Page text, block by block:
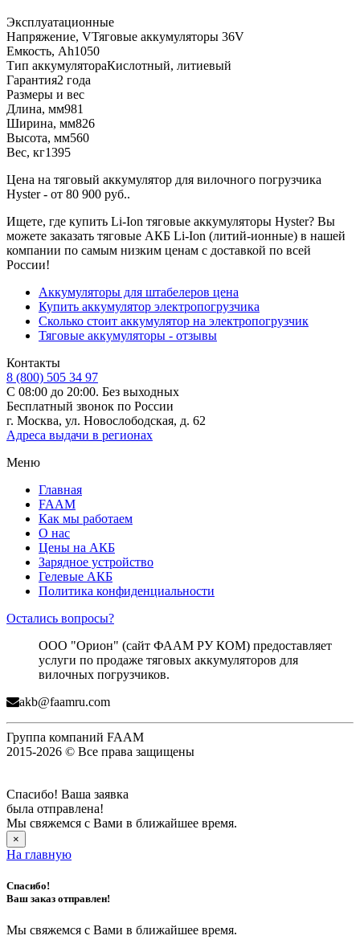
Эксплуатационные
Напряжение, VТяговые аккумуляторы 36V
Емкость, Ah1050
Тип аккумулятораКислотный, литиевый
Гарантия2 года
Размеры и вес
Длина, мм981
Ширина, мм826
Высота, мм560
Вес, кг1395
Цена на тяговый аккумулятор для вилочного погрузчика
Hyster - от 80 900 руб..
Ищете, где купить Li-Ion тяговые аккумуляторы Hyster? Вы
можете заказать тяговые АКБ Li-Ion (литий-ионные) в нашей
компании по самым низким ценам с доставкой по всей
России!
Аккумуляторы для штабелеров цена
Купить аккумулятор электропогрузчика
Сколько стоит аккумулятор на электропогрузчик
Тяговые аккумуляторы - отзывы
Контакты
8 (800) 505 34 97
С 08:00 до 20:00. Без выходных
Бесплатный звонок по России
г. Москва, ул. Новослободская, д. 62
Адреса выдачи в регионах
Меню
Главная
FAAM
Как мы работаем
О нас
Цены на АКБ
Зарядное устройство
Гелевые АКБ
Политика конфиденциальности
Остались вопросы?
ООО "Орион" (сайт ФААМ РУ КОМ) предоставляет
услуги по продаже тяговых аккумуляторов для
вилочных погрузчиков.
akb@faamru.com
Группа компаний FAAM
2015-2026 © Все права защищены
Спасибо! Ваша заявка
была отправлена!
Мы свяжемся с Вами в ближайшее время.
×
На главную
Спасибо!
Ваш заказ отправлен!
Мы свяжемся с Вами в ближайшее время.